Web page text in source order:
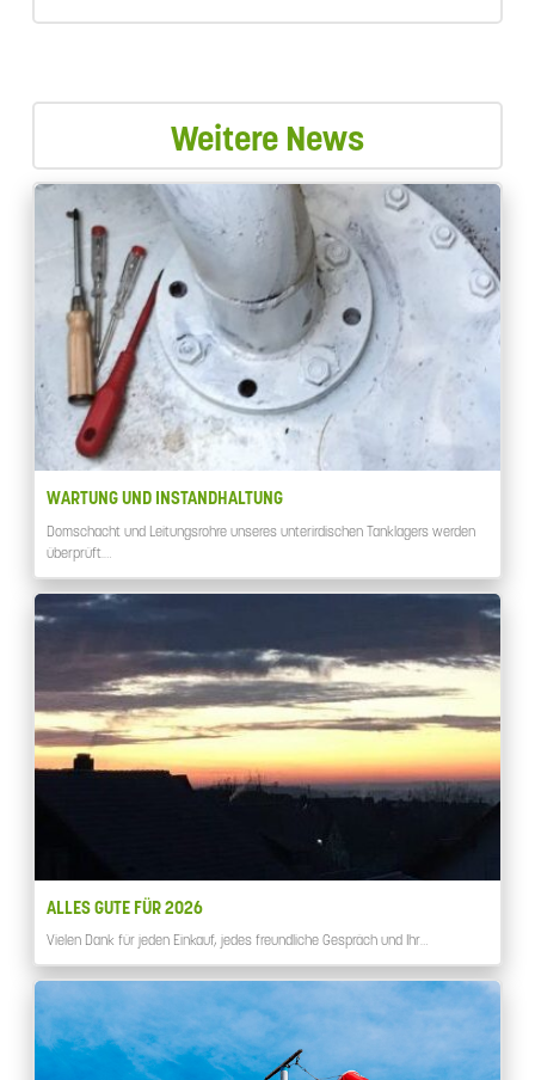
Weitere News
WARTUNG UND INSTANDHALTUNG
Domschacht und Leitungsrohre unseres unterirdischen Tanklagers werden
überprüft.…
ALLES GUTE FÜR 2026
Vielen Dank für jeden Einkauf, jedes freundliche Gespräch und Ihr…